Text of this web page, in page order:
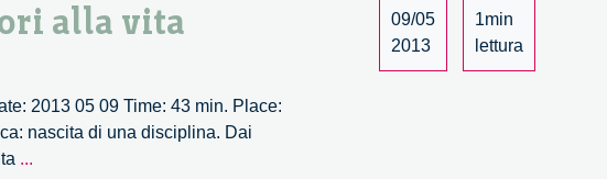
alla vita
2013 05 09 Time: 43 min. Place:
nascita di una disciplina. Dai
...
09/05
2013
1min
lettura